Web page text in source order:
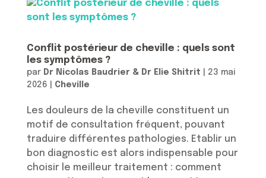
Conflit postérieur de cheville : quels sont
les symptômes ?
par Dr Nicolas Baudrier & Dr Elie Shitrit
23 mai
2026
Cheville
Les douleurs de la cheville constituent un
motif de consultation fréquent, pouvant
traduire différentes pathologies. Etablir un
bon diagnostic est alors indispensable pour
choisir le meilleur traitement : comment